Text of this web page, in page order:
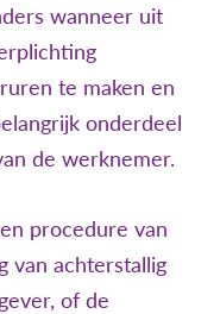
wanneer uit
te maken en
onderdeel
de werknemer.
procedure van
van achterstallig
of de